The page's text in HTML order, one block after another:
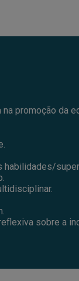
promoção da
habilidades/
sobre a